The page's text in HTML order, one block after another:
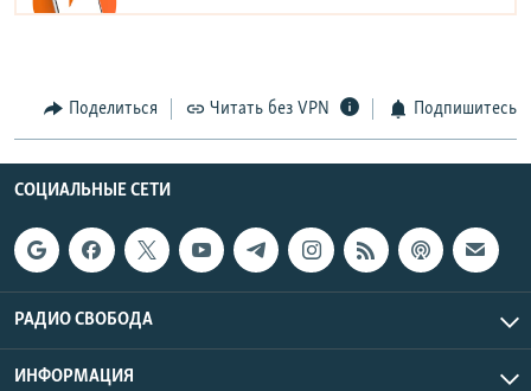
Поделиться Читать без VPN Подпишитесь
СОЦИАЛЬНЫЕ СЕТИ
РАДИО СВОБОДА
ИНФОРМАЦИЯ